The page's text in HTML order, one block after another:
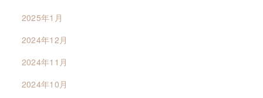
2025年1月
2024年12月
2024年11月
2024年10月